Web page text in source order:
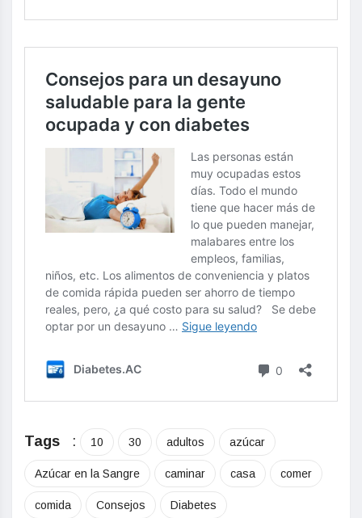
Tags : 10 30 adultos azúcar
Azúcar en la Sangre caminar casa comer
comida Consejos Diabetes